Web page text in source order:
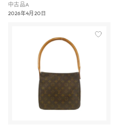
中古品A
2026年4月20日